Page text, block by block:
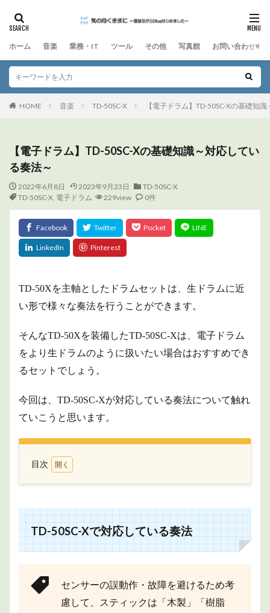
ホーム 音楽 業務・IT ツール その他 写真館 お問い合わせ
HOME 音楽 TD-50SC-X 【電子ドラム】TD-50SC-Xの基礎知
【電子ドラム】TD-50SC-Xの基礎知識～対応してい
る奏法～
2022年6月8日 2023年9月23日
TD-50SC-X
TD-50SC-X, 電子ドラム 229view 0件
TD-50Xを主軸とした ドラムセットは、生ドラムに近
い形で様々な奏法を行うことができます。
そんなTD-50Xを装備したTD-50SC-Xは、電子ドラム
をより生ドラムのように扱いたい場合はおすすめでき
るセットでしょう。
今回は、TD-50SC-Xが対応している奏法について触れ
ていこうと思います。
目次
Xで
対応
して
いる
1.1
スネ
TD-50SC-Xで対応している奏法
センサーの誤動作・故障を避けるため考
慮して、スティックは「木製」「樹脂